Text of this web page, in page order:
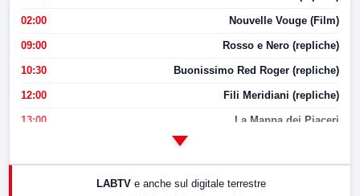
02:00 Nouvelle Vouge (Film)
09:00 Rosso e Nero (repliche)
10:30 Buonissimo Red Roger (repliche)
12:00 Fili Meridiani (repliche)
13:00 La Mappa dei Piaceri
LABTV e anche sul digitale terrestre